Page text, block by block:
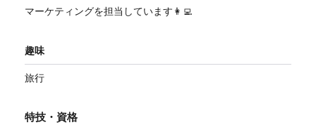
マーケティングを担当しています👩‍💻
趣味
旅行
特技・資格